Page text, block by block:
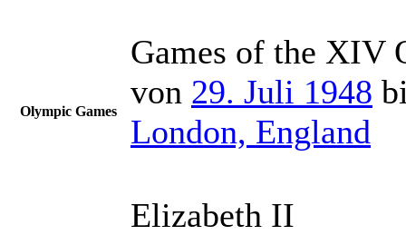
Olympic Games
Games of the XIV
von 29. Juli 1948
London, England
Elizabeth II